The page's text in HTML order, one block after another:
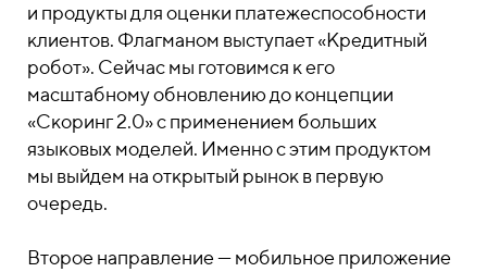
и продукты для оценки платежеспособности
клиентов. Флагманом выступает «Кредитный
робот». Сейчас мы готовимся к его
масштабному обновлению до концепции
«Скоринг 2.0» с применением больших
языковых моделей. Именно с этим продуктом
мы выйдем на открытый рынок в первую
очередь.
Второе направление — мобильное приложение